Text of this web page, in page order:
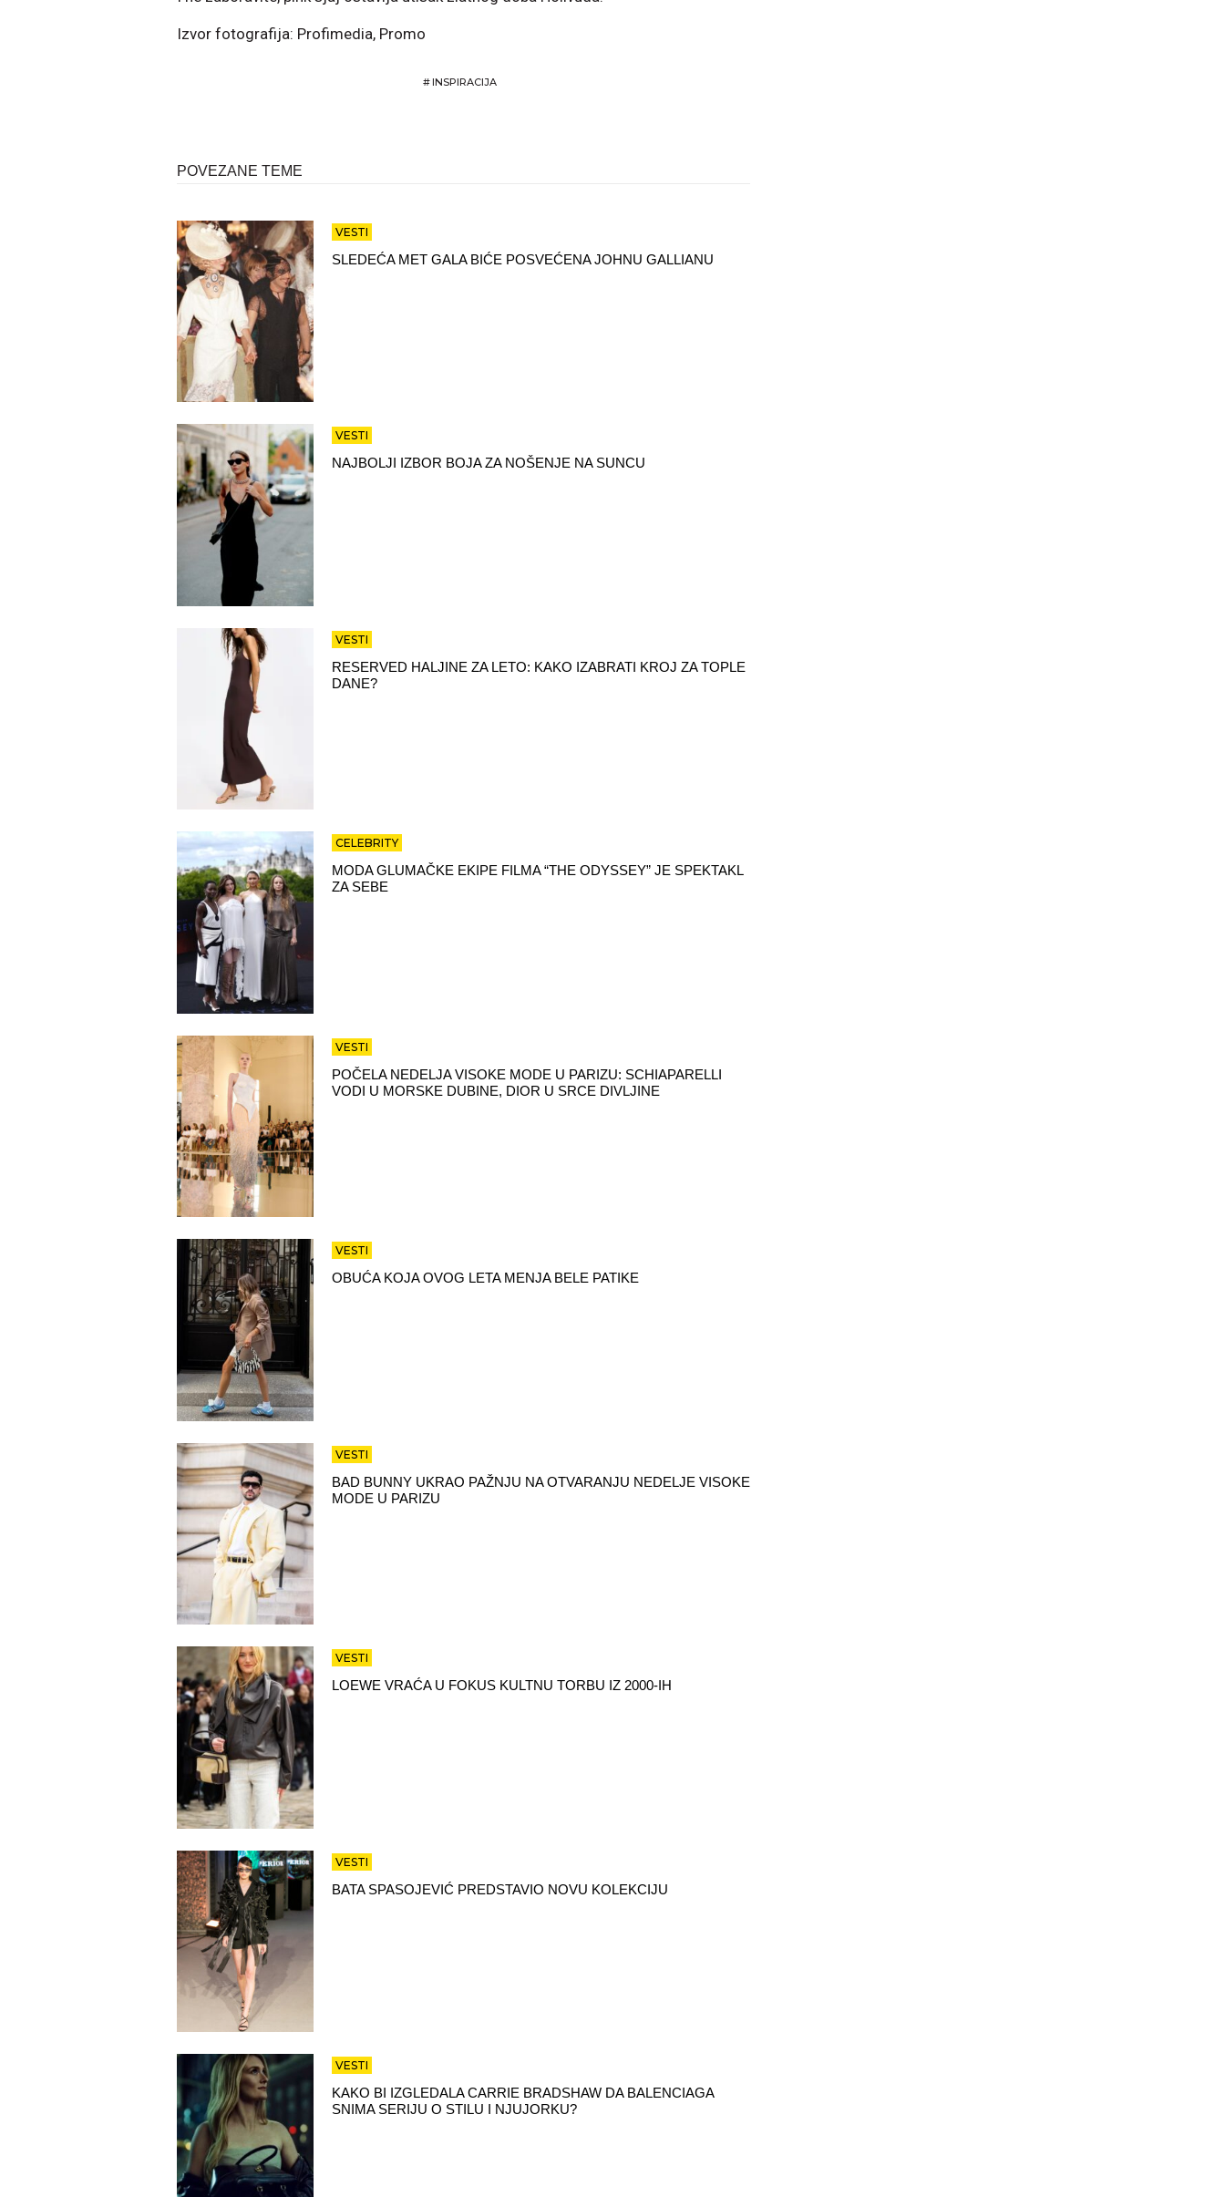
Izvor fotografija: Profimedia, Promo
#INSPIRACIJA
POVEZANE TEME
VESTI
SLEDEĆA MET GALA BIĆE POSVEĆENA JOHNU GALLIANU
VESTI
NAJBOLJI IZBOR BOJA ZA NOŠENJE NA SUNCU
VESTI
RESERVED HALJINE ZA LETO: KAKO IZABRATI KROJ ZA TOPLE
DANE?
CELEBRITY
MODA GLUMAČKE EKIPE FILMA “THE ODYSSEY” JE SPEKTAKL
ZA SEBE
VESTI
POČELA NEDELJA VISOKE MODE U PARIZU: SCHIAPARELLI
VODI U MORSKE DUBINE, DIOR U SRCE DIVLJINE
VESTI
OBUĆA KOJA OVOG LETA MENJA BELE PATIKE
VESTI
BAD BUNNY UKRAO PAŽNJU NA OTVARANJU NEDELJE VISOKE
MODE U PARIZU
VESTI
LOEWE VRAĆA U FOKUS KULTNU TORBU IZ 2000-IH
VESTI
BATA SPASOJEVIĆ PREDSTAVIO NOVU KOLEKCIJU
VESTI
KAKO BI IZGLEDALA CARRIE BRADSHAW DA BALENCIAGA
SNIMA SERIJU O STILU I NJUJORKU?